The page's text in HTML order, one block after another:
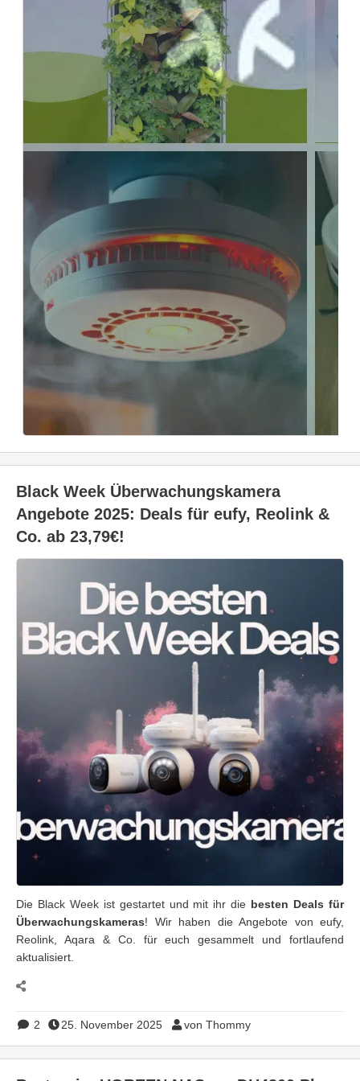
Black Week Überwachungskamera
Angebote 2025: Deals für eufy, Reolink &
Co. ab 23,79€!
Die Black Week ist gestartet und mit ihr die besten Deals für
Überwachungskameras! Wir haben die Angebote von eufy,
Reolink, Aqara & Co. für euch gesammelt und fortlaufend
aktualisiert.
2 25. November 2025 von Thommy